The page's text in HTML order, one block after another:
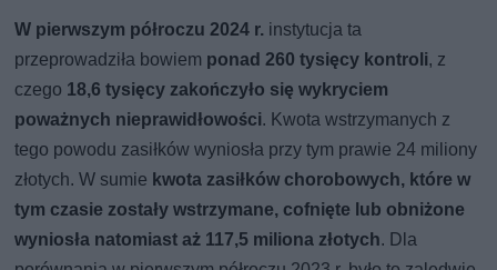
W pierwszym półroczu 2024 r. instytucja ta
przeprowadziła bowiem ponad 260 tysięcy kontroli, z
czego 18,6 tysięcy zakończyło się wykryciem
poważnych nieprawidłowości. Kwota wstrzymanych z
tego powodu zasiłków wyniosła przy tym prawie 24 miliony
złotych. W sumie kwota zasiłków chorobowych, które w
tym czasie zostały wstrzymane, cofnięte lub obniżone
wyniosła natomiast aż 117,5 miliona złotych. Dla